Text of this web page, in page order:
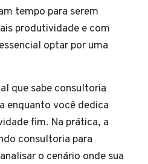
tempo para serem
produtividade e com
optar por uma
que sabe consultoria
enquanto você dedica
fim. Na prática, a
consultoria para
o cenário onde sua